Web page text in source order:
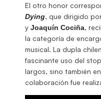
El otro honor
Dying, que dirigido
y Joaquín Cociña,
la categoría de
musical. La dupla
fascinante uso del
largos, sino también
colaboración fue